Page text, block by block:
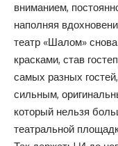
вниманием,
наполняя
театр «Шалом»
красками, став
самых разных
сильным,
который нельзя
театральной